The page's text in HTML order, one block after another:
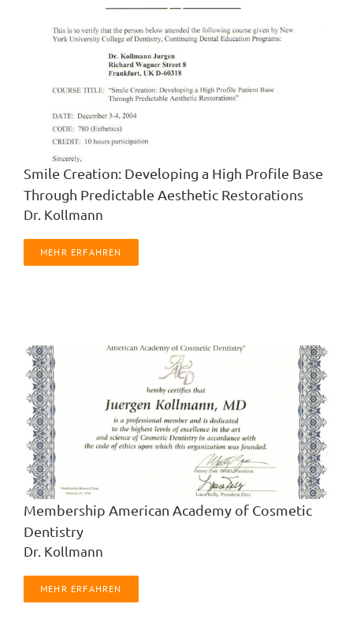
Smile Creation: Developing a High Profile Base
Through Predictable Aesthetic Restorations
Dr. Kollmann
MEHR ERFAHREN
Membership American Academy of Cosmetic
Dentistry
Dr. Kollmann
MEHR ERFAHREN